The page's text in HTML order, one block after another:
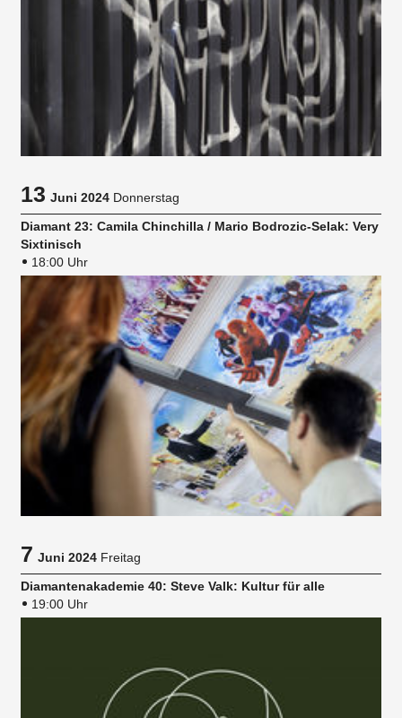
13Juni 2024 Donnerstag
Diamant 23: Camila Chinchilla / Mario Bodrozic-Selak: Very
Sixtinisch
18:00 Uhr
7Juni 2024 Freitag
Diamantenakademie 40: Steve Valk: Kultur für alle
19:00 Uhr